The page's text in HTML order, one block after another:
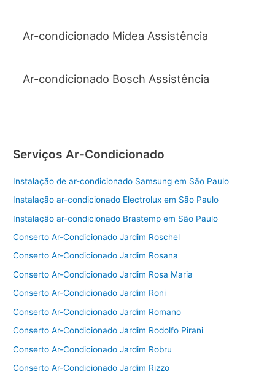
Ar-condicionado Midea Assistência
Ar-condicionado Bosch Assistência
Serviços Ar-Condicionado
Instalação de ar-condicionado Samsung em São Paulo
Instalação ar-condicionado Electrolux em São Paulo
Instalação ar-condicionado Brastemp em São Paulo
Conserto Ar-Condicionado Jardim Roschel
Conserto Ar-Condicionado Jardim Rosana
Conserto Ar-Condicionado Jardim Rosa Maria
Conserto Ar-Condicionado Jardim Roni
Conserto Ar-Condicionado Jardim Romano
Conserto Ar-Condicionado Jardim Rodolfo Pirani
Conserto Ar-Condicionado Jardim Robru
Conserto Ar-Condicionado Jardim Rizzo